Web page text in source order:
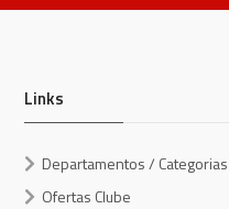
Links
Departamentos / Categorias
Ofertas Clube